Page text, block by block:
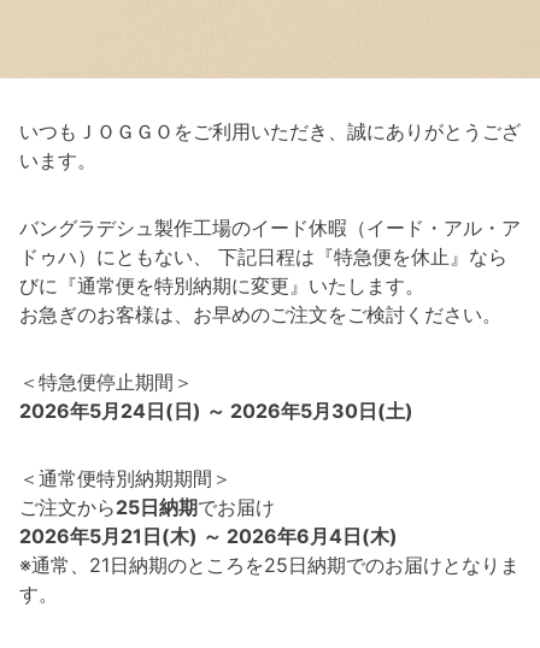
いつもＪＯＧＧＯをご利用いただき、誠にありがとうござ
います。
バングラデシュ製作工場のイード休暇（イード・アル・ア
ドゥハ）にともない、 下記日程は『特急便を休止』なら
びに『通常便を特別納期に変更』いたします。
お急ぎのお客様は、お早めのご注文をご検討ください。
＜特急便停止期間＞
2026年5月24日(日) ～ 2026年5月30日(土)
＜通常便特別納期期間＞
ご注文から25日納期でお届け
2026年5月21日(木) ～ 2026年6月4日(木)
※通常、21日納期のところを25日納期でのお届けとなりま
す。